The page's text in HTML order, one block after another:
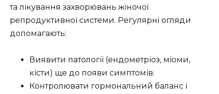
та лікування захворювань жіночої
репродуктивної системи. Регулярні огляди
допомагають:
Виявити патології (ендометріоз, міоми,
кісти) ще до появи симптомів.
Контролювати гормональний баланс і